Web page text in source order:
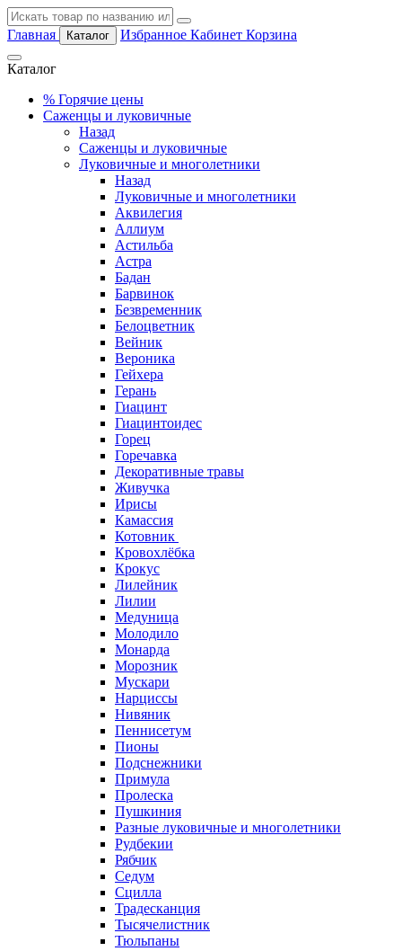
Главная Каталог Избранное Кабинет Корзина
Каталог
% Горячие цены
Саженцы и луковичные
Назад
Саженцы и луковичные
Луковичные и многолетники
Назад
Луковичные и многолетники
Аквилегия
Аллиум
Астильба
Астра
Бадан
Барвинок
Безвременник
Белоцветник
Вейник
Вероника
Гейхера
Герань
Гиацинт
Гиацинтоидес
Горец
Горечавка
Декоративные травы
Живучка
Ирисы
Камассия
Котовник
Кровохлёбка
Крокус
Лилейник
Лилии
Медуница
Молодило
Монарда
Морозник
Мускари
Нарциссы
Нивяник
Пеннисетум
Пионы
Подснежники
Примула
Пролеска
Пушкиния
Разные луковичные и многолетники
Рудбекии
Рябчик
Седум
Сцилла
Традесканция
Тысячелистник
Тюльпаны